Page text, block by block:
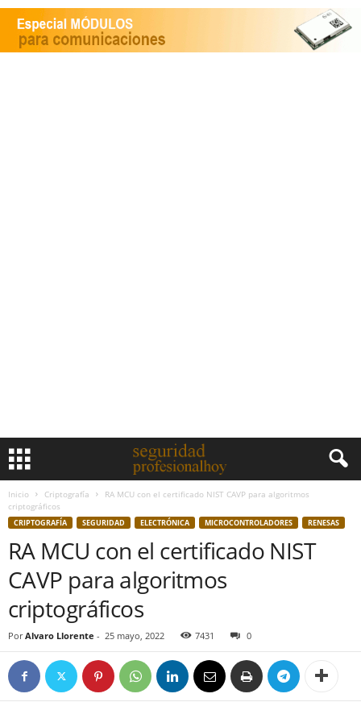
Inicio Criptografía
RA MCU con el certificado NIST CAVP para algoritmos
criptográficos
CRIPTOGRAFÍA SEGURIDAD ELECTRÓNICA MICROCONTROLADORES RENESAS
RA MCU con el certificado NIST
CAVP para algoritmos
criptográficos
Por Alvaro Llorente - 25 mayo, 2022 7431 0